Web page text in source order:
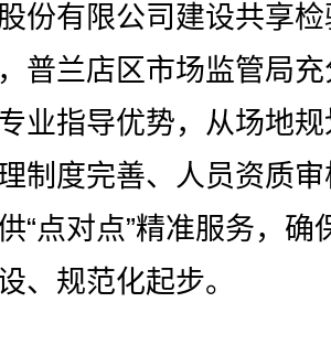
份有限公司建设共享
普兰店区市场监管局
业指导优势，从场地
制度完善、人员资质
“点对点”精准服务，确
、规范化起步。